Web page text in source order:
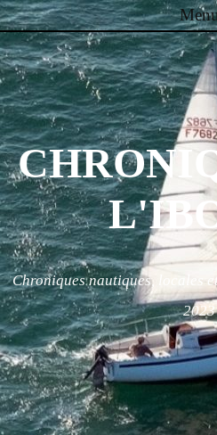
Menu
Skip to content
Chroniques nautiques, locales
2023